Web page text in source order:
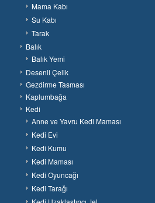
Mama Kabı
Su Kabı
Tarak
Balık
Balık Yemi
Desenli Çelik
Gezdirme Tasması
Kaplumbağa
Kedi
Anne ve Yavru Kedi Maması
Kedi Evi
Kedi Kumu
Kedi Maması
Kedi Oyuncağı
Kedi Tarağı